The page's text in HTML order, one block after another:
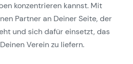
konzentrieren kannst. Mit
Partner an Deiner Seite, der
und sich dafür einsetzt, das
Verein zu liefern.